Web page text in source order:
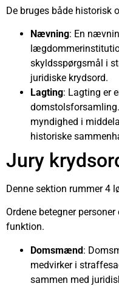
De bruges både historisk
Nævning: En
skyldsspørgsmål i
juridiske krydsord.
Lagting: Lagting er
myndighed i
historiske
Jury
Denne sektion rummer 4
Ordene betegner
funktion.
Domsmænd:
medvirker i
sammen med